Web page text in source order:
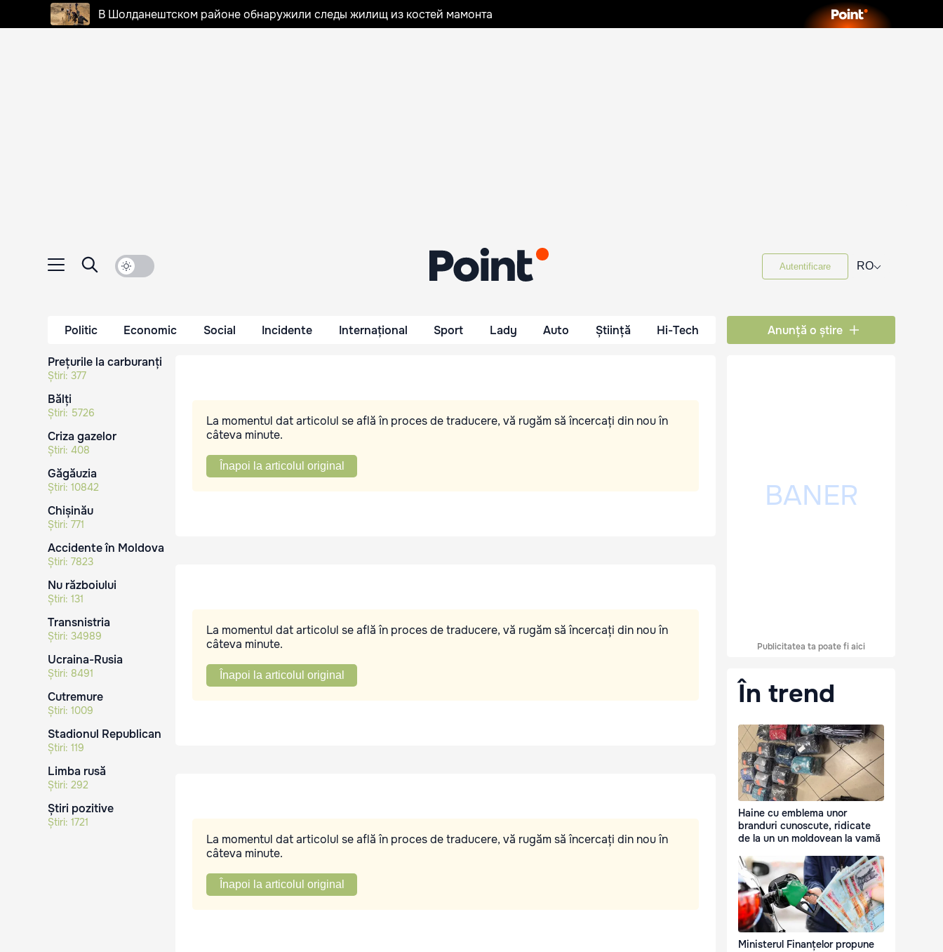
В Шолданештском районе обнаружили следы жилищ из костей мамонта
Autentificare RO⌵
Politic Economic Social Incidente Internațional Sport Lady Auto Știință Hi-Tech Anunță o știre
Prețurile la carburanți
Știri: 377
Bălți
Știri: 5726
Criza gazelor
Știri: 408
Găgăuzia
Știri: 10842
Chișinău
Știri: 771
Accidente în Moldova
Știri: 7823
Nu războiului
Știri: 131
Transnistria
Știri: 34989
Ucraina-Rusia
Știri: 8491
Cutremure
Știri: 1009
Stadionul Republican
Știri: 119
Limba rusă
Știri: 292
Știri pozitive
Știri: 1721
La momentul dat articolul se află în proces de traducere, vă rugăm să încercați din nou în
câteva minute.
Înapoi la articolul original
La momentul dat articolul se află în proces de traducere, vă rugăm să încercați din nou în
câteva minute.
Înapoi la articolul original
La momentul dat articolul se află în proces de traducere, vă rugăm să încercați din nou în
câteva minute.
Înapoi la articolul original
Publicitatea ta poate fi aici
În trend
Haine cu emblema unor
branduri cunoscute, ridicate
de la un un moldovean la vamă
Ministerul Finanțelor propune